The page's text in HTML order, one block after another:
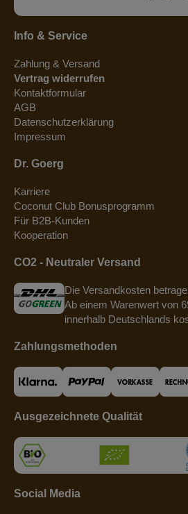
Info & Service
Zahlung & Versand
Vertrag widerrufen
Kontaktformular
AGB
Datenschutzerklärung
Impressum
Dr. Goerg
Karriere
Coconut Club Bonusprogramm
Für B2B-Kunden
Kooperation
CO2 - Neutraler Versand
Die Versandkosten
Ab einem Warenwert von
innerhalb Deutschlands
Zahlungsmethoden
Ausgezeichnete Qualität
Social Media